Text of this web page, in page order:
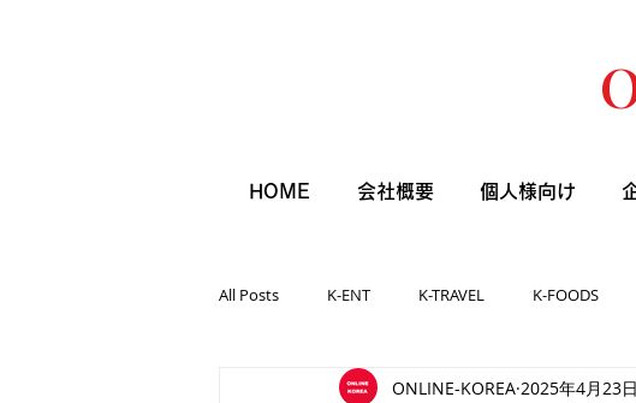
HOME 会社概要 個人様向け
All Posts K-ENT K-TRAVEL K-FOODS
ONLINE-KOREA 2025年4月23日